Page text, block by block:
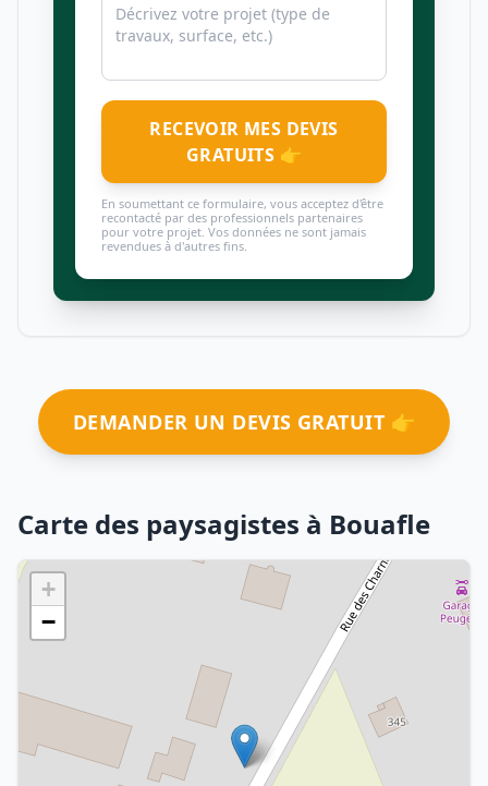
RECEVOIR MES DEVIS
GRATUITS 👉
En soumettant ce formulaire, vous acceptez d'être
recontacté par des professionnels partenaires
pour votre projet. Vos données ne sont jamais
revendues à d'autres fins.
DEMANDER UN DEVIS GRATUIT 👉
Carte des paysagistes à Bouafle
+
−